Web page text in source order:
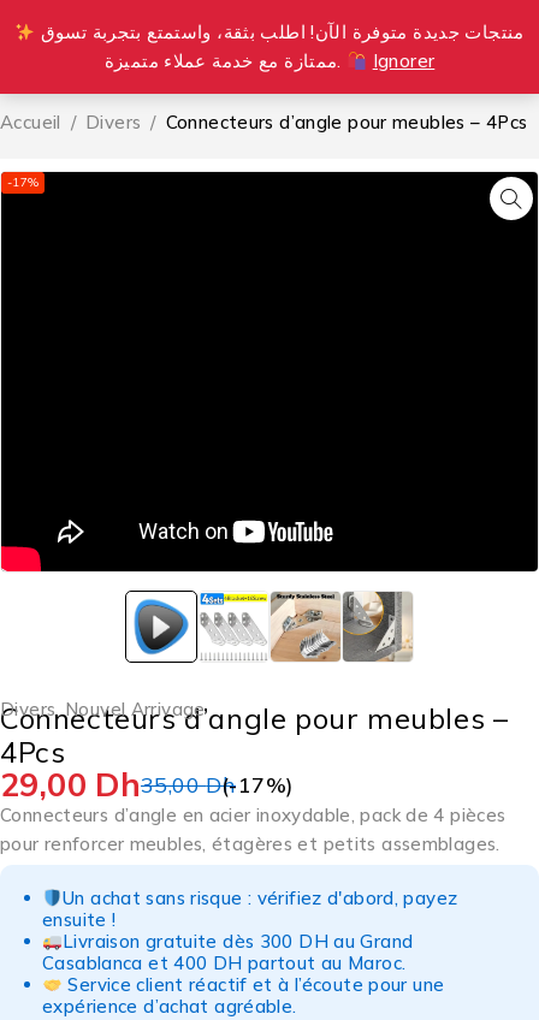
ممتازة مع خدمة عملاء متميزة.
Ignorer
0
Accueil / Divers / Connecteurs d’angle pour meubles – 4Pcs
-17%
Divers,Nouvel Arrivage
Connecteurs d’angle pour meubles –
4Pcs
35,00Dh
29,00 Dh (-17%)
Connecteurs d’angle en acier inoxydable, pack de 4 pièces
pour renforcer meubles, étagères et petits assemblages.
Un achat sans risque : vérifiez d'abord, payez
ensuite !
Livraison gratuite dès 300 DH au Grand
Casablanca et 400 DH partout au Maroc.
Service client réactif et à l’écoute pour une
expérience d’achat agréable.